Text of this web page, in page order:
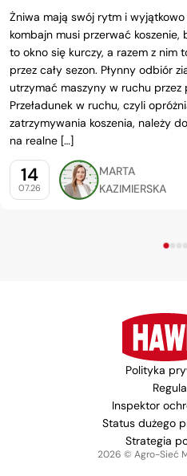
Żniwa mają swój rytm i
kombajn musi przerwać koszenie,
to okno się kurczy, a razem z nim
przez cały sezon. Płynny odbiór
utrzymać maszyny w ruchu przez
Przeładunek w ruchu, czyli
zatrzymywania koszenia, należy
na realne […]
14
07.26
MARTA
KAZIMIERSKA
Polityka
Inspektor
Status dużego
Strategia
2026 © Agro-Sieć